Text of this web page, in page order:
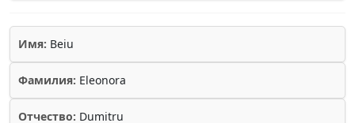
Имя: Beiu
Фамилия: Eleonora
Отчество: Dumitru